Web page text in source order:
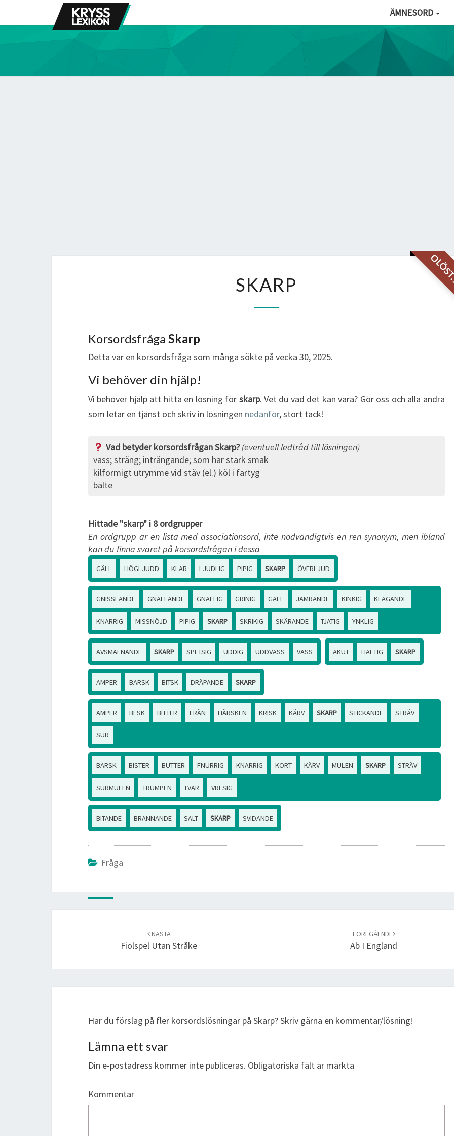
ÄMNESORD
SKARP
Korsordsfråga Skarp
Detta var en korsordsfråga som många sökte på vecka 30, 2025.
Vi behöver din hjälp!
Vi behöver hjälp att hitta en lösning för skarp. Vet du vad det kan vara? Gör oss och alla andra
som letar en tjänst och skriv in lösningen nedanför, stort tack!
Vad betyder korsordsfrågan Skarp? (eventuell ledtråd till lösningen)
vass; sträng; inträngande; som har stark smak
kilformigt utrymme vid stäv (el.) köl i fartyg
bälte
Hittade "skarp" i 8 ordgrupper
En ordgrupp är en lista med associationsord, inte nödvändigtvis en ren synonym, men ibland
kan du finna svaret på korsordsfrågan i dessa
GÄLL HÖGLJUDD KLAR LJUDLIG PIPIG SKARP ÖVERLJUD
GNISSLANDE GNÄLLANDE GNÄLLIG GRINIG GÄLL JÄMRANDE KINKIG KLAGANDE
KNARRIG MISSNÖJD PIPIG SKARP SKRIKIG SKÄRANDE TJATIG YNKLIG
AVSMALNANDE SKARP SPETSIG UDDIG UDDVASS VASS AKUT HÄFTIG SKARP
AMPER BARSK BITSK DRÄPANDE SKARP
AMPER BESK BITTER FRÄN HÄRSKEN KRISK KÄRV SKARP STICKANDE STRÄV
SUR
BARSK BISTER BUTTER FNURRIG KNARRIG KORT KÄRV MULEN SKARP STRÄV
SURMULEN TRUMPEN TVÄR VRESIG
BITANDE BRÄNNANDE SALT SKARP SVIDANDE
Fråga
NÄSTA
Fiolspel Utan Stråke
FÖREGÅENDE
Ab I England
Har du förslag på fler korsordslösningar på Skarp? Skriv gärna en kommentar/lösning!
Lämna ett svar
Din e-postadress kommer inte publiceras. Obligatoriska fält är märkta
Kommentar